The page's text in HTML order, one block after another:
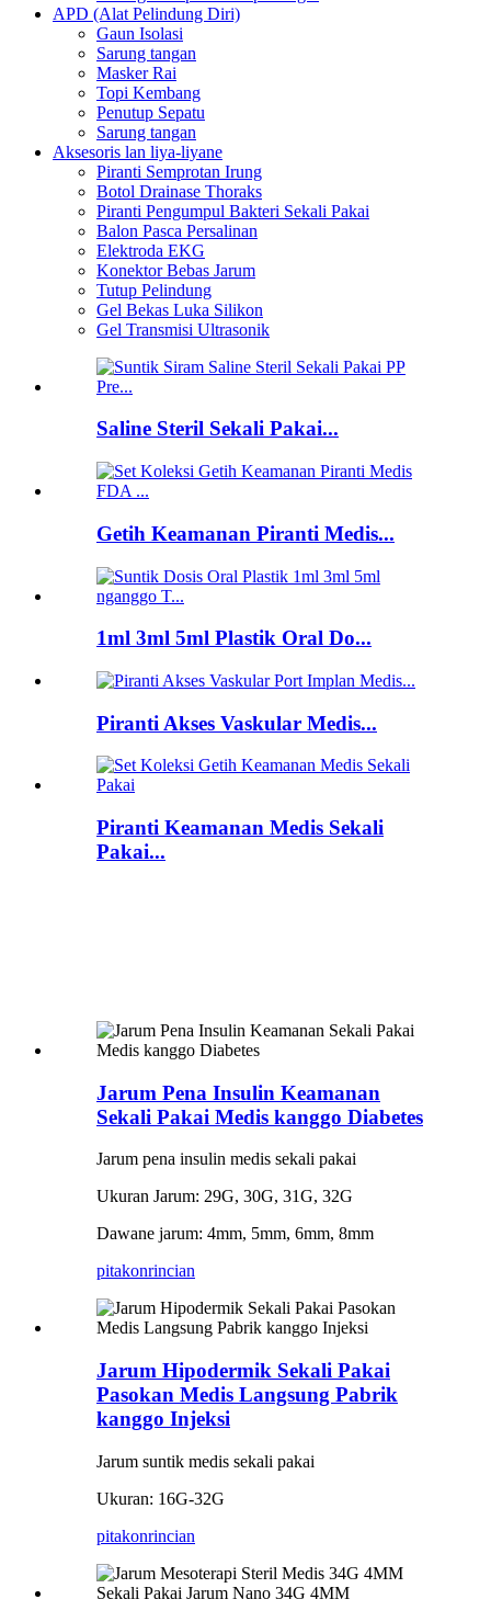
APD (Alat Pelindung Diri)
Gaun Isolasi
Sarung tangan
Masker Rai
Topi Kembang
Penutup Sepatu
Sarung tangan
Aksesoris lan liya-liyane
Piranti Semprotan Irung
Botol Drainase Thoraks
Piranti Pengumpul Bakteri Sekali Pakai
Balon Pasca Persalinan
Elektroda EKG
Konektor Bebas Jarum
Tutup Pelindung
Gel Bekas Luka Silikon
Gel Transmisi Ultrasonik
Saline Steril Sekali Pakai...
Getih Keamanan Piranti Medis...
1ml 3ml 5ml Plastik Oral Do...
Piranti Akses Vaskular Medis...
Piranti Keamanan Medis Sekali
Pakai...
Jarum Pena Insulin Keamanan
Sekali Pakai Medis kanggo Diabetes
Jarum pena insulin medis sekali pakai
Ukuran Jarum: 29G, 30G, 31G, 32G
Dawane jarum: 4mm, 5mm, 6mm, 8mm
pitakonrincian
Jarum Hipodermik Sekali Pakai
Pasokan Medis Langsung Pabrik
kanggo Injeksi
Jarum suntik medis sekali pakai
Ukuran: 16G-32G
pitakonrincian